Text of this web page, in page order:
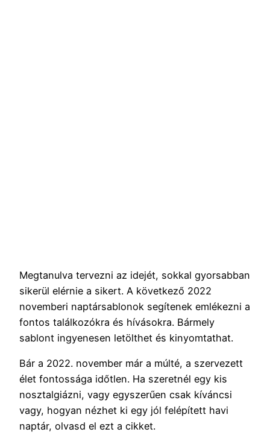
Megtanulva tervezni az idejét, sokkal gyorsabban
sikerül elérnie a sikert. A következő 2022
novemberi naptársablonok segítenek emlékezni a
fontos találkozókra és hívásokra. Bármely
sablont ingyenesen letölthet és kinyomtathat.
Bár a 2022. november már a múlté, a szervezett
élet fontossága időtlen. Ha szeretnél egy kis
nosztalgiázni, vagy egyszerűen csak kíváncsi
vagy, hogyan nézhet ki egy jól felépített havi
naptár, olvasd el ezt a cikket.